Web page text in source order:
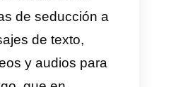
se convirtió
más originales y
su tiempo,